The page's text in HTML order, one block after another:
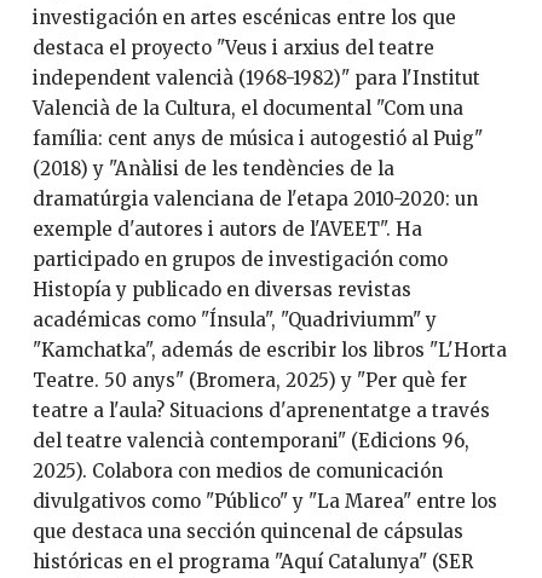
investigación en artes escénicas entre los que
destaca el proyecto "Veus i arxius del teatre
independent valencià (1968-1982)" para l'Institut
Valencià de la Cultura, el documental "Com una
família: cent anys de música i autogestió al Puig"
(2018) y "Anàlisi de les tendències de la
dramatúrgia valenciana de l'etapa 2010-2020: un
exemple d'autores i autors de l'AVEET". Ha
participado en grupos de investigación como
Histopía y publicado en diversas revistas
académicas como "Ínsula", "Quadriviumm" y
"Kamchatka", además de escribir los libros "L'Horta
Teatre. 50 anys" (Bromera, 2025) y "Per què fer
teatre a l'aula? Situacions d'aprenentatge a través
del teatre valencià contemporani" (Edicions 96,
2025). Colabora con medios de comunicación
divulgativos como "Público" y "La Marea" entre los
que destaca una sección quincenal de cápsulas
históricas en el programa "Aquí Catalunya" (SER